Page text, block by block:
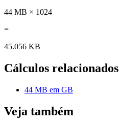
44 MB × 1024
=
45.056 KB
Cálculos relacionados
44 MB em GB
Veja também